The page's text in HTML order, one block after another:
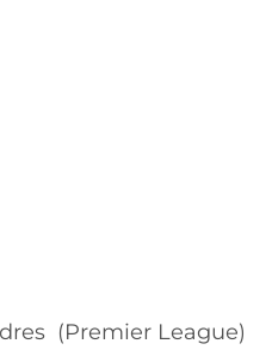
(Premier League)